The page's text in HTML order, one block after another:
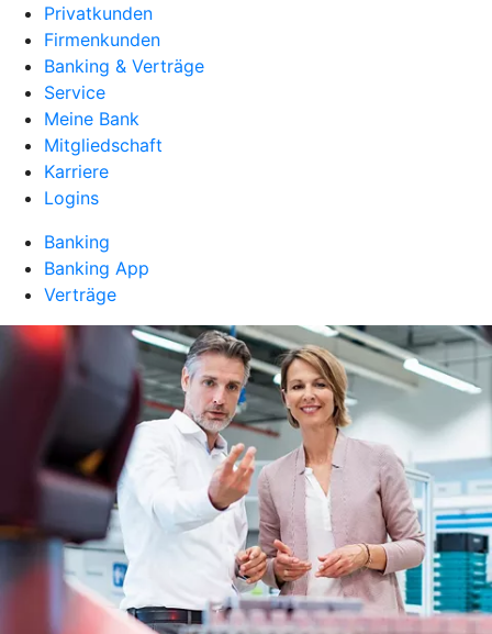
Privatkunden
Firmenkunden
Banking & Verträge
Service
Meine Bank
Mitgliedschaft
Karriere
Logins
Banking
Banking App
Verträge